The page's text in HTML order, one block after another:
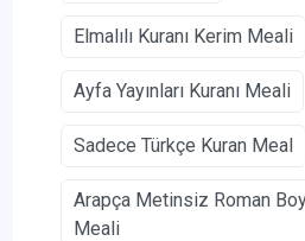
Elmalılı Kuranı Kerim Meali
Ayfa Yayınları Kuranı Meali
Sadece Türkçe Kuran Meal
Arapça Metinsiz Roman
Meali